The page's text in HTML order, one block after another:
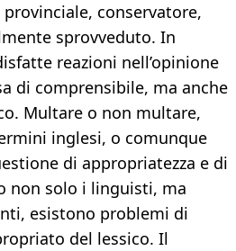
conservatore,
sprovveduto. In
reazioni nell’opinione
di comprensibile, ma anche
Multare o non multare,
inglesi, o comunque
di appropriatezza e di
non solo i linguisti, ma
esistono problemi di
del lessico. Il